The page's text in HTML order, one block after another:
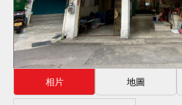
相片 地圖